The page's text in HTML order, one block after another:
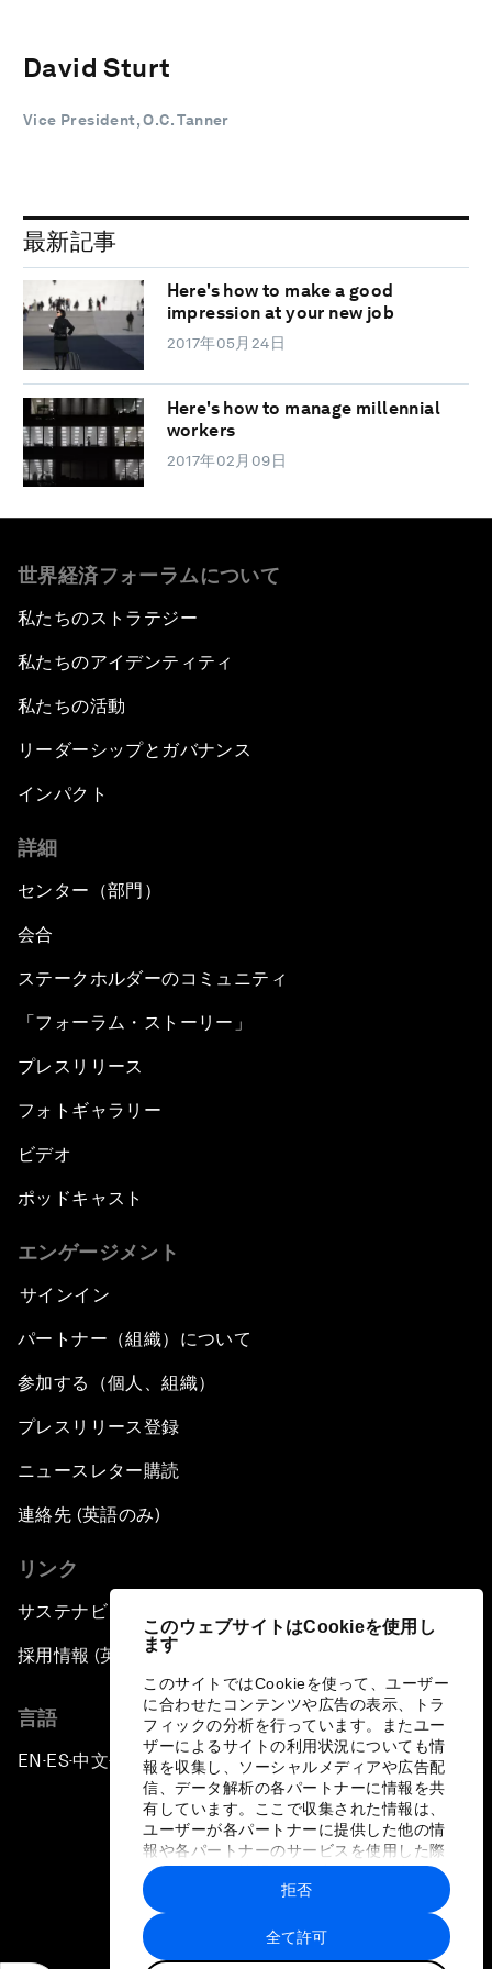
このウェブサイトはCookieを使用し
ます
このサイトではCookieを使って、ユーザー
に合わせたコンテンツや広告の表示、トラ
フィックの分析を行っています。またユー
ザーによるサイトの利用状況についても情
報を収集し、ソーシャルメディアや広告配
信、データ解析の各パートナーに情報を共
有しています。ここで収集された情報は、
ユーザーが各パートナーに提供した他の情
報や各パートナーのサービスを使用した際
に収集された情報と組み合わされ、各パー
トナーによって使用されることがありま
す。
全て許可
拒否
David Sturt
Vice President, O.C. Tanner
最新記事
Here's how to make a good
impression at your new job
2017年05月24日
Here's how to manage millennial
workers
2017年02月09日
世界経済フォーラムについて
私たちのストラテジー
私たちのアイデンティティ
私たちの活動
リーダーシップとガバナンス
インパクト
詳細
センター（部門）
会合
ステークホルダーのコミュニティ
「フォーラム・ストーリー」
プレスリリース
フォトギャラリー
ビデオ
ポッドキャスト
エンゲージメント
サインイン
パートナー（組織）について
参加する（個人、組織）
プレスリリース登録
ニュースレター購読
連絡先 (英語のみ)
リンク
サステナビリティへの取り組み
採用情報 (英語のみ)
言語
EN ▪ES▪中文▪ 日本語
プライバシーポリシーと利用規約
サイトマップ